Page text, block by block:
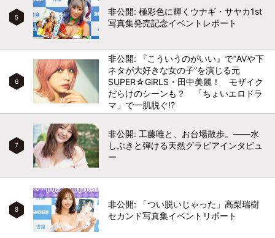
5
非公開: 極彩色に輝くウナギ・サヤカ1st
写真集発売記念イベントレポート
6
非公開: 『こういうのがいい』で“AVや下
ネタが大好きな女の子”を演じる元
SUPER☆GiRLS・田中美麗！ モザイク
だらけのシーンも？ 「ちょいエロドラ
マ」で一肌脱ぐ!?
7
非公開: 工藤唯と、お台場散歩。――水
しぶきと弾ける天然グラビアインタビュ
ー
8
非公開: 「つい脱いじゃった」高梨瑞樹
セカンド写真集イベントリポート